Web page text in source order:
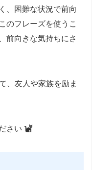
、困難な状況で前向
のフレーズを使うこ
前向きな気持ちにさ
、友人や家族を励ま
さい